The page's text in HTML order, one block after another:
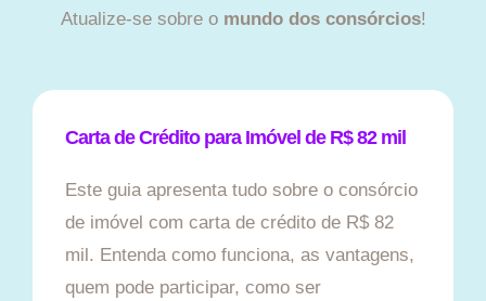
Atualize-se sobre o mundo dos consórcios!
Carta de Crédito para Imóvel de R$ 82 mil
Este guia apresenta tudo sobre o consórcio
de imóvel com carta de crédito de R$ 82
mil. Entenda como funciona, as vantagens,
quem pode participar, como ser